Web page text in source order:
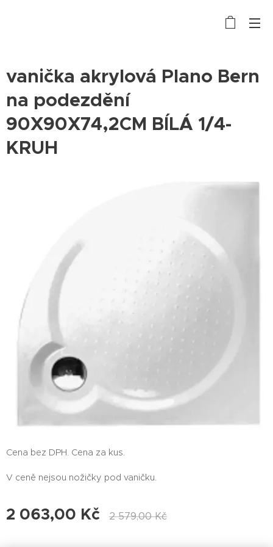
vanička akrylová Plano Bern
na podezdění
90X90X74,2CM BÍLÁ 1/4-
KRUH
Cena bez DPH. Cena za kus.
V ceně nejsou nožičky pod vaničku.
2 063,00 Kč 2 579,00Kč